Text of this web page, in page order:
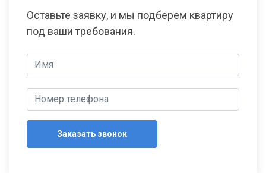
Оставьте заявку, и мы подберем квартиру
под ваши требования.
Заказать звонок